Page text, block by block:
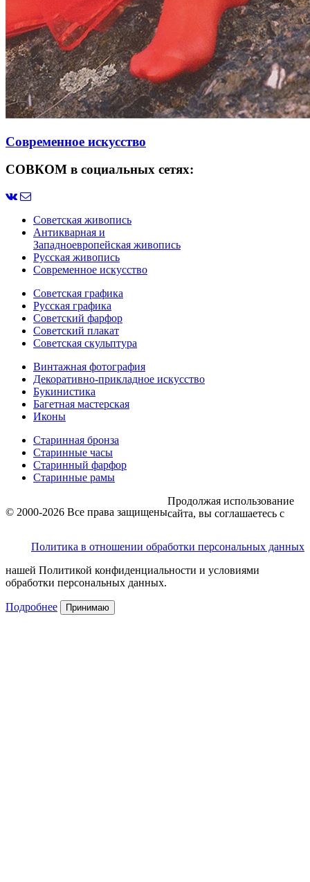
Современное искусство
СОВКОМ в социальных сетях:
Советская живопись
Антикварная и
Западноевропейская живопись
Русская живопись
Современное искусство
Советская графика
Русская графика
Советский фарфор
Советский плакат
Советская скульптура
Винтажная фотография
Декоративно-прикладное искусство
Букинистика
Багетная мастерская
Иконы
Старинная бронза
Старинные часы
Старинный фарфор
Старинные рамы
© 2000-2026 Все права защищены
Политика в отношении обработки персональных данных
Продолжая использование
сайта, вы соглашаетесь с
нашей Политикой конфиденциальности и условиями
обработки персональных данных.
Подробнее Принимаю